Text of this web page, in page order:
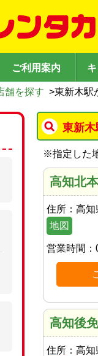
ご利用案内
舗を探す >東新木駅
東新
※指定した
高知北
住所： 高知
地図
営業時間：
高知後
住所： 高知